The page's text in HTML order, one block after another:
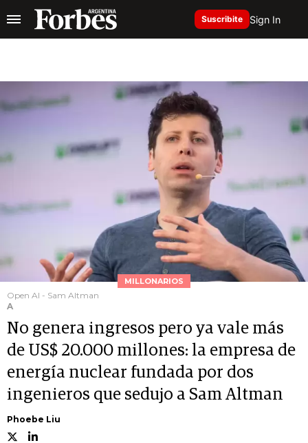
Suscribite Sign In
MILLONARIOS
Open AI - Sam Altman
A
No genera ingresos pero ya vale más
de US$ 20.000 millones: la empresa de
energía nuclear fundada por dos
ingenieros que sedujo a Sam Altman
Phoebe Liu